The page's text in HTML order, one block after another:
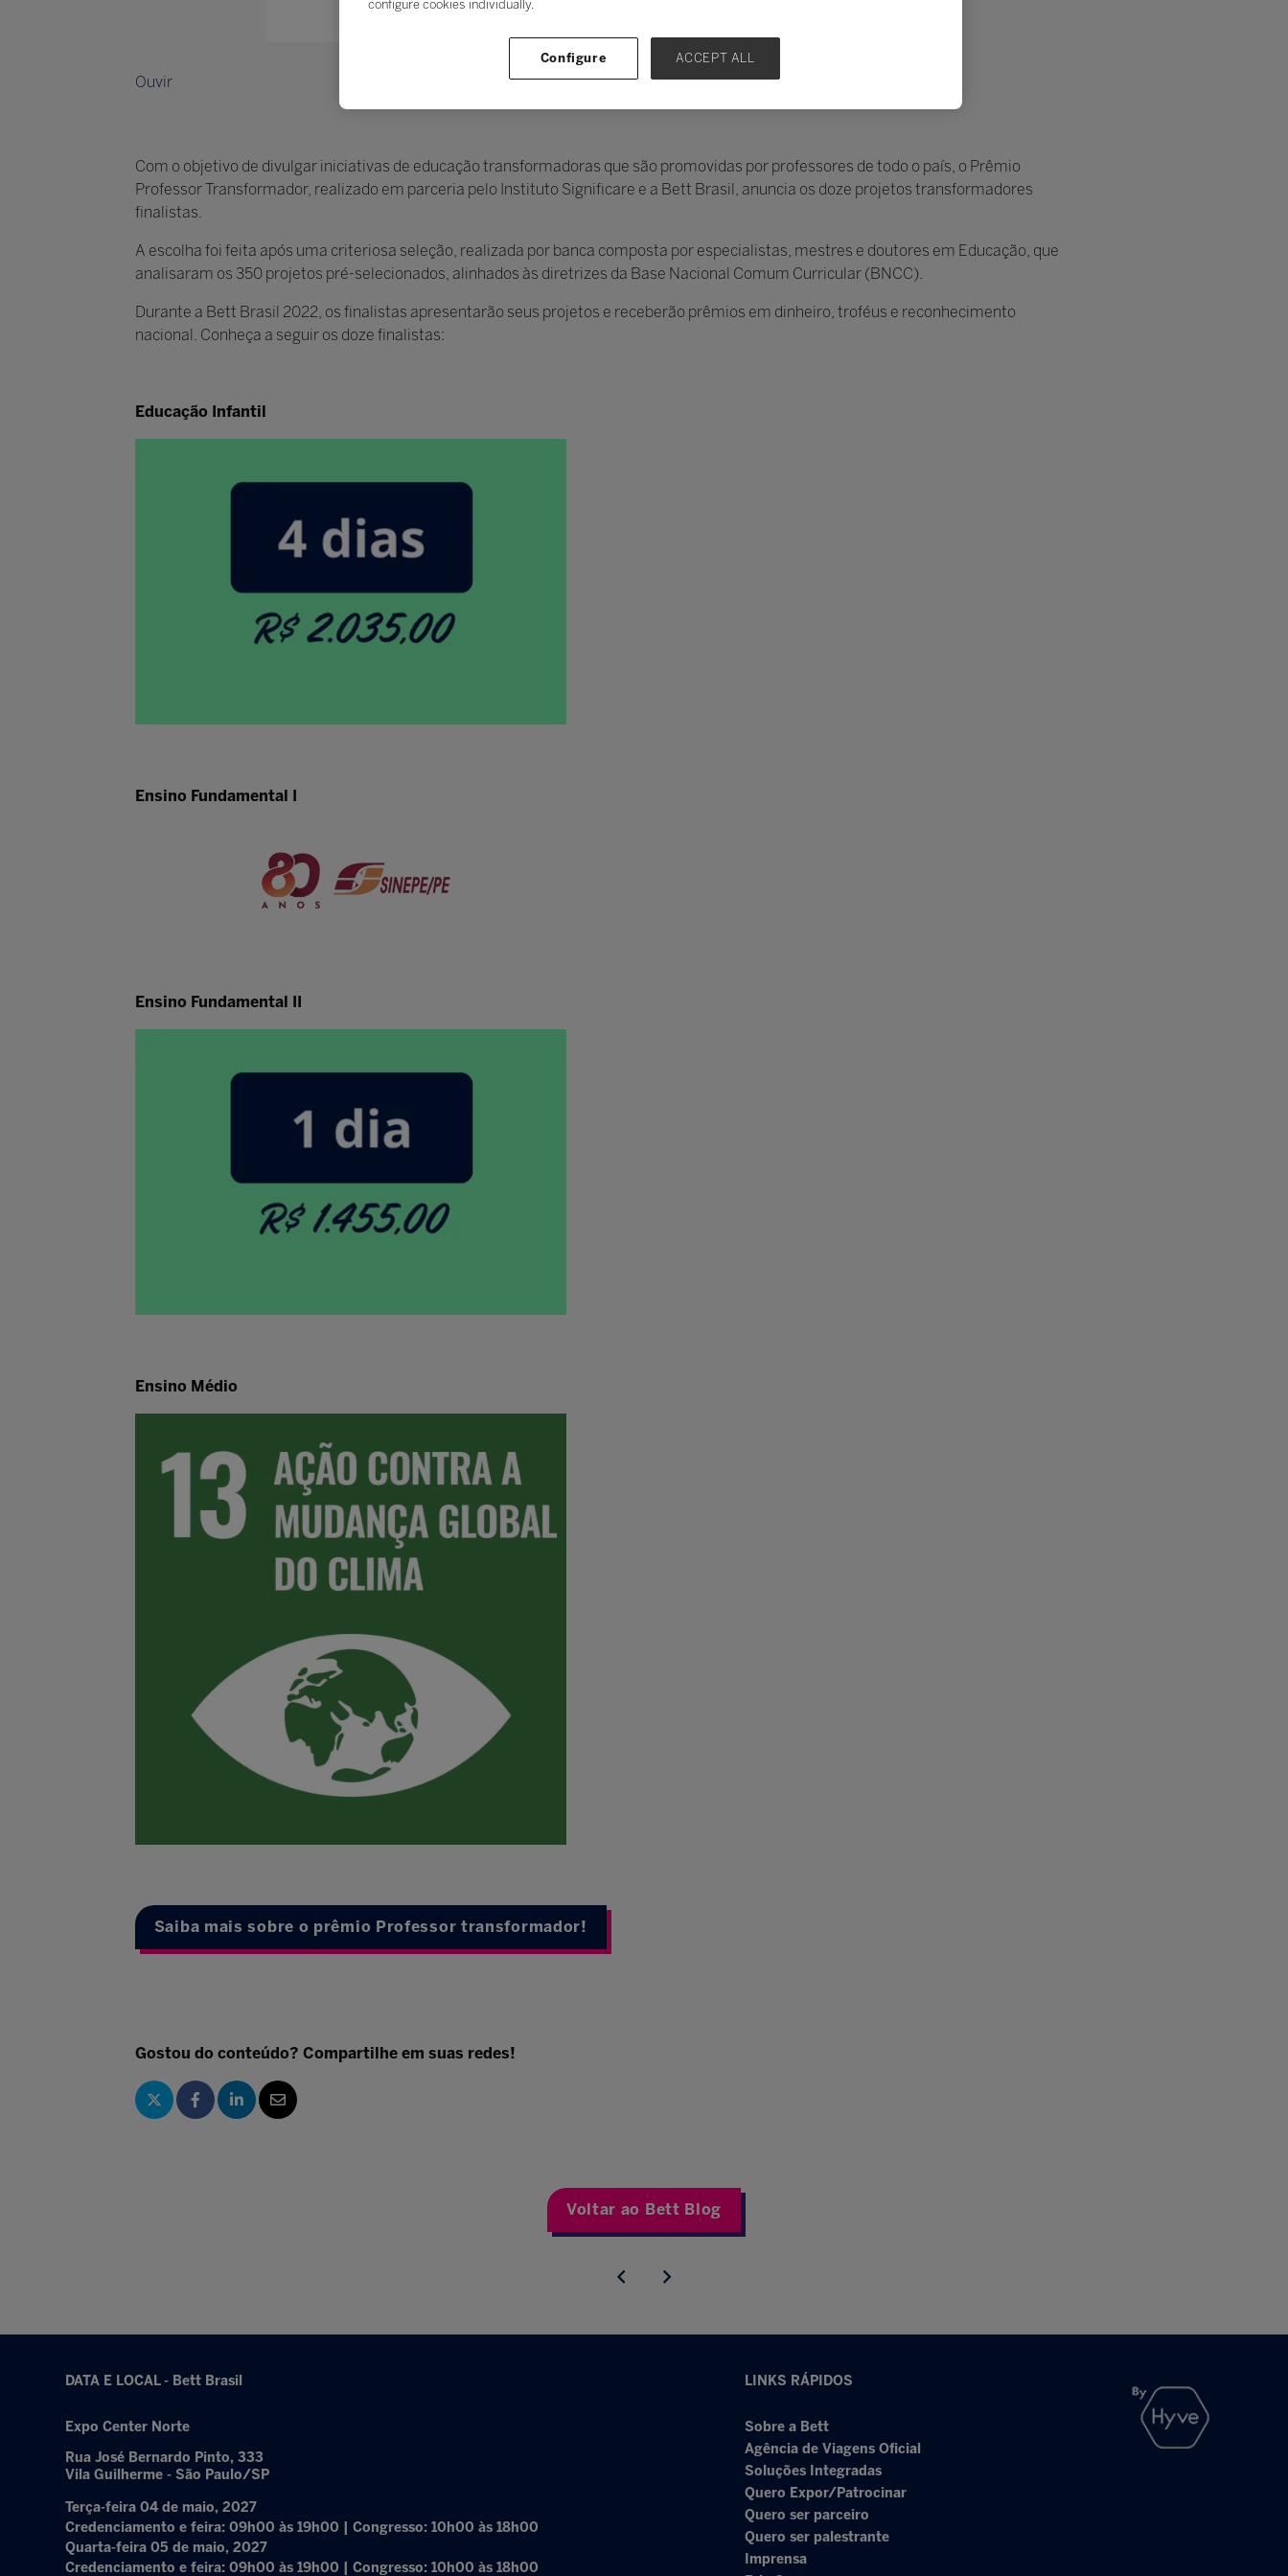
Ouvir
Com o objetivo de divulgar iniciativas de educação transformadoras que são promovidas por professores de todo o país, o Prêmio
Professor Transformador, realizado em parceria pelo Instituto Significare e a Bett Brasil, anuncia os doze projetos transformadores
finalistas.
A escolha foi feita após uma criteriosa seleção, realizada por banca composta por especialistas, mestres e doutores em Educação, que
analisaram os 350 projetos pré-selecionados, alinhados às diretrizes da Base Nacional Comum Curricular (BNCC).
Durante a Bett Brasil 2022, os finalistas apresentarão seus projetos e receberão prêmios em dinheiro, troféus e reconhecimento
nacional. Conheça a seguir os doze finalistas:
Educação Infantil
Ensino Fundamental I
Ensino Fundamental II
Ensino Médio
Saiba mais sobre o prêmio Professor transformador!
Gostou do conteúdo? Compartilhe em suas redes!
Voltar ao Bett Blog
DATA E LOCAL - Bett Brasil
Expo Center Norte
Rua José Bernardo Pinto, 333
Vila Guilherme - São Paulo/SP
Terça-feira 04 de maio, 2027
Credenciamento e feira: 09h00 às 19h00 | Congresso: 10h00 às 18h00
Quarta-feira 05 de maio, 2027
Credenciamento e feira: 09h00 às 19h00 | Congresso: 10h00 às 18h00
LINKS RÁPIDOS
Sobre a Bett
Agência de Viagens Oficial
Soluções Integradas
Quero Expor/Patrocinar
Quero ser parceiro
Quero ser palestrante
Imprensa
configure cookies individually.
Configure ACCEPT ALL